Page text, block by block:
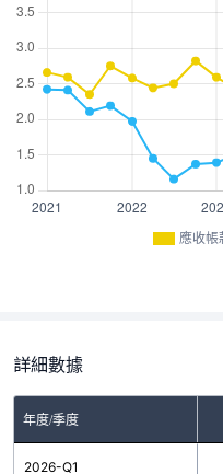
應收帳
詳細數據
年度/季度
2026-Q1